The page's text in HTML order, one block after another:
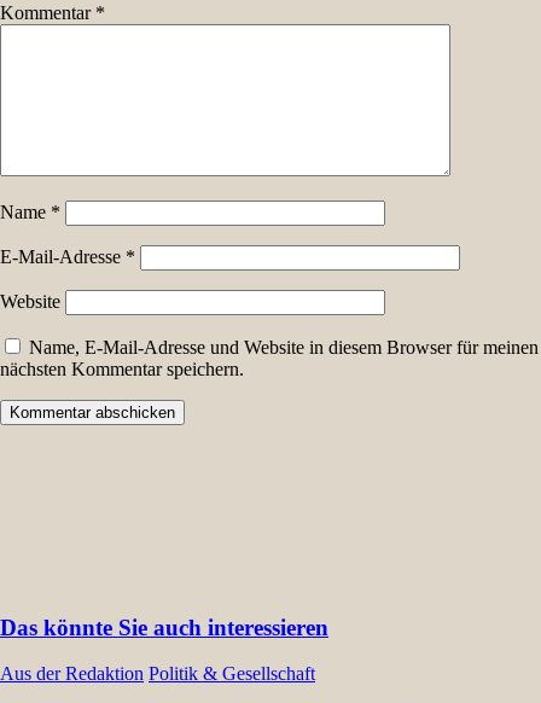
Kommentar *
Name *
E-Mail-Adresse *
Website
Name, E-Mail-Adresse und Website in diesem Browser für meinen
nächsten Kommentar speichern.
Das könnte Sie auch interessieren
Aus der Redaktion Politik & Gesellschaft